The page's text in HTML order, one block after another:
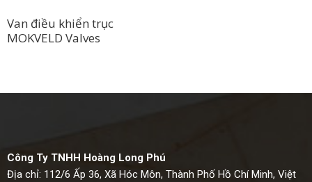
Van điều khiển trục
MOKVELD Valves
Công Ty TNHH Hoàng Long Phú
Địa chỉ: 112/6 Ấp 36, Xã Hóc Môn, Thành Phố Hồ Chí Minh, Việt